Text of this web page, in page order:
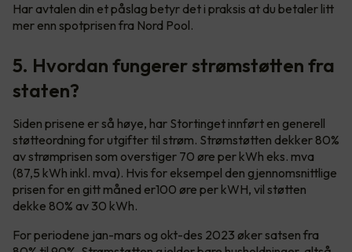
Har avtalen din et påslag betyr det i praksis at du betaler litt
mer enn spotprisen fra Nord Pool.
5. Hvordan fungerer strømstøtten fra
staten?
Siden prisene er så høye, har Stortinget innført en generell
støtteordning for utgifter til strøm. Strømstøtten dekker 80%
av strømprisen som overstiger 70 øre per kWh eks. mva
(87,5 kWh inkl. mva). Hvis for eksempel den gjennomsnittlige
prisen for en gitt måned er100 øre per kWH, vil støtten
dekke 80% av 30 kWh.
For periodene jan-mars og okt-des 2023 øker satsen fra